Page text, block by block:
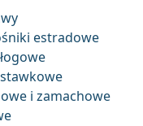
estradowe
i zamachowe